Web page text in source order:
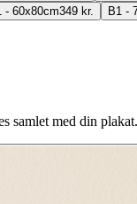
- 60x80cm349 kr. B1 -
samlet med din plakat.